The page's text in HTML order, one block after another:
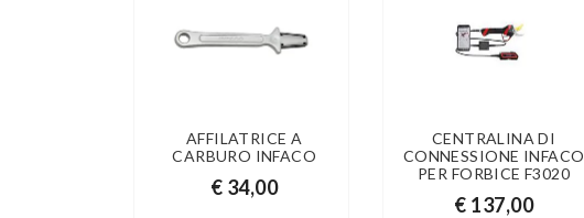
AFFILATRICE A
CARBURO INFACO
€ 34,00
CENTRALINA DI
CONNESSIONE INFACO
PER FORBICE F3020
€ 137,00